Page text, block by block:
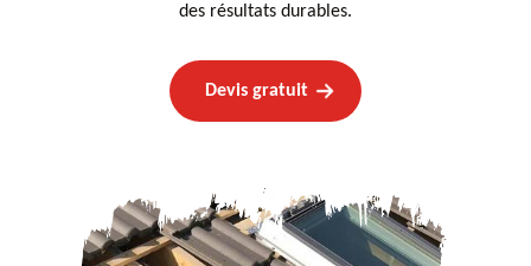
des résultats durables.
Devis gratuit